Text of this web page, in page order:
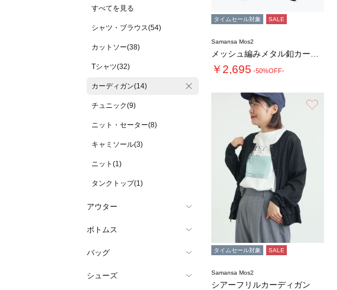
すべてを見る
シャツ・ブラウス(54)
カットソー(38)
Tシャツ(32)
カーディガン(14)
チュニック(9)
ニット・セーター(8)
キャミソール(3)
ニット(1)
タンクトップ(1)
アウター
ボトムス
バッグ
シューズ
タイムセール対象 SALE
Samansa Mos2
￥2,695 -50%OFF-
タイムセール対象 SALE
Samansa Mos2
シアーフリルカーディガン